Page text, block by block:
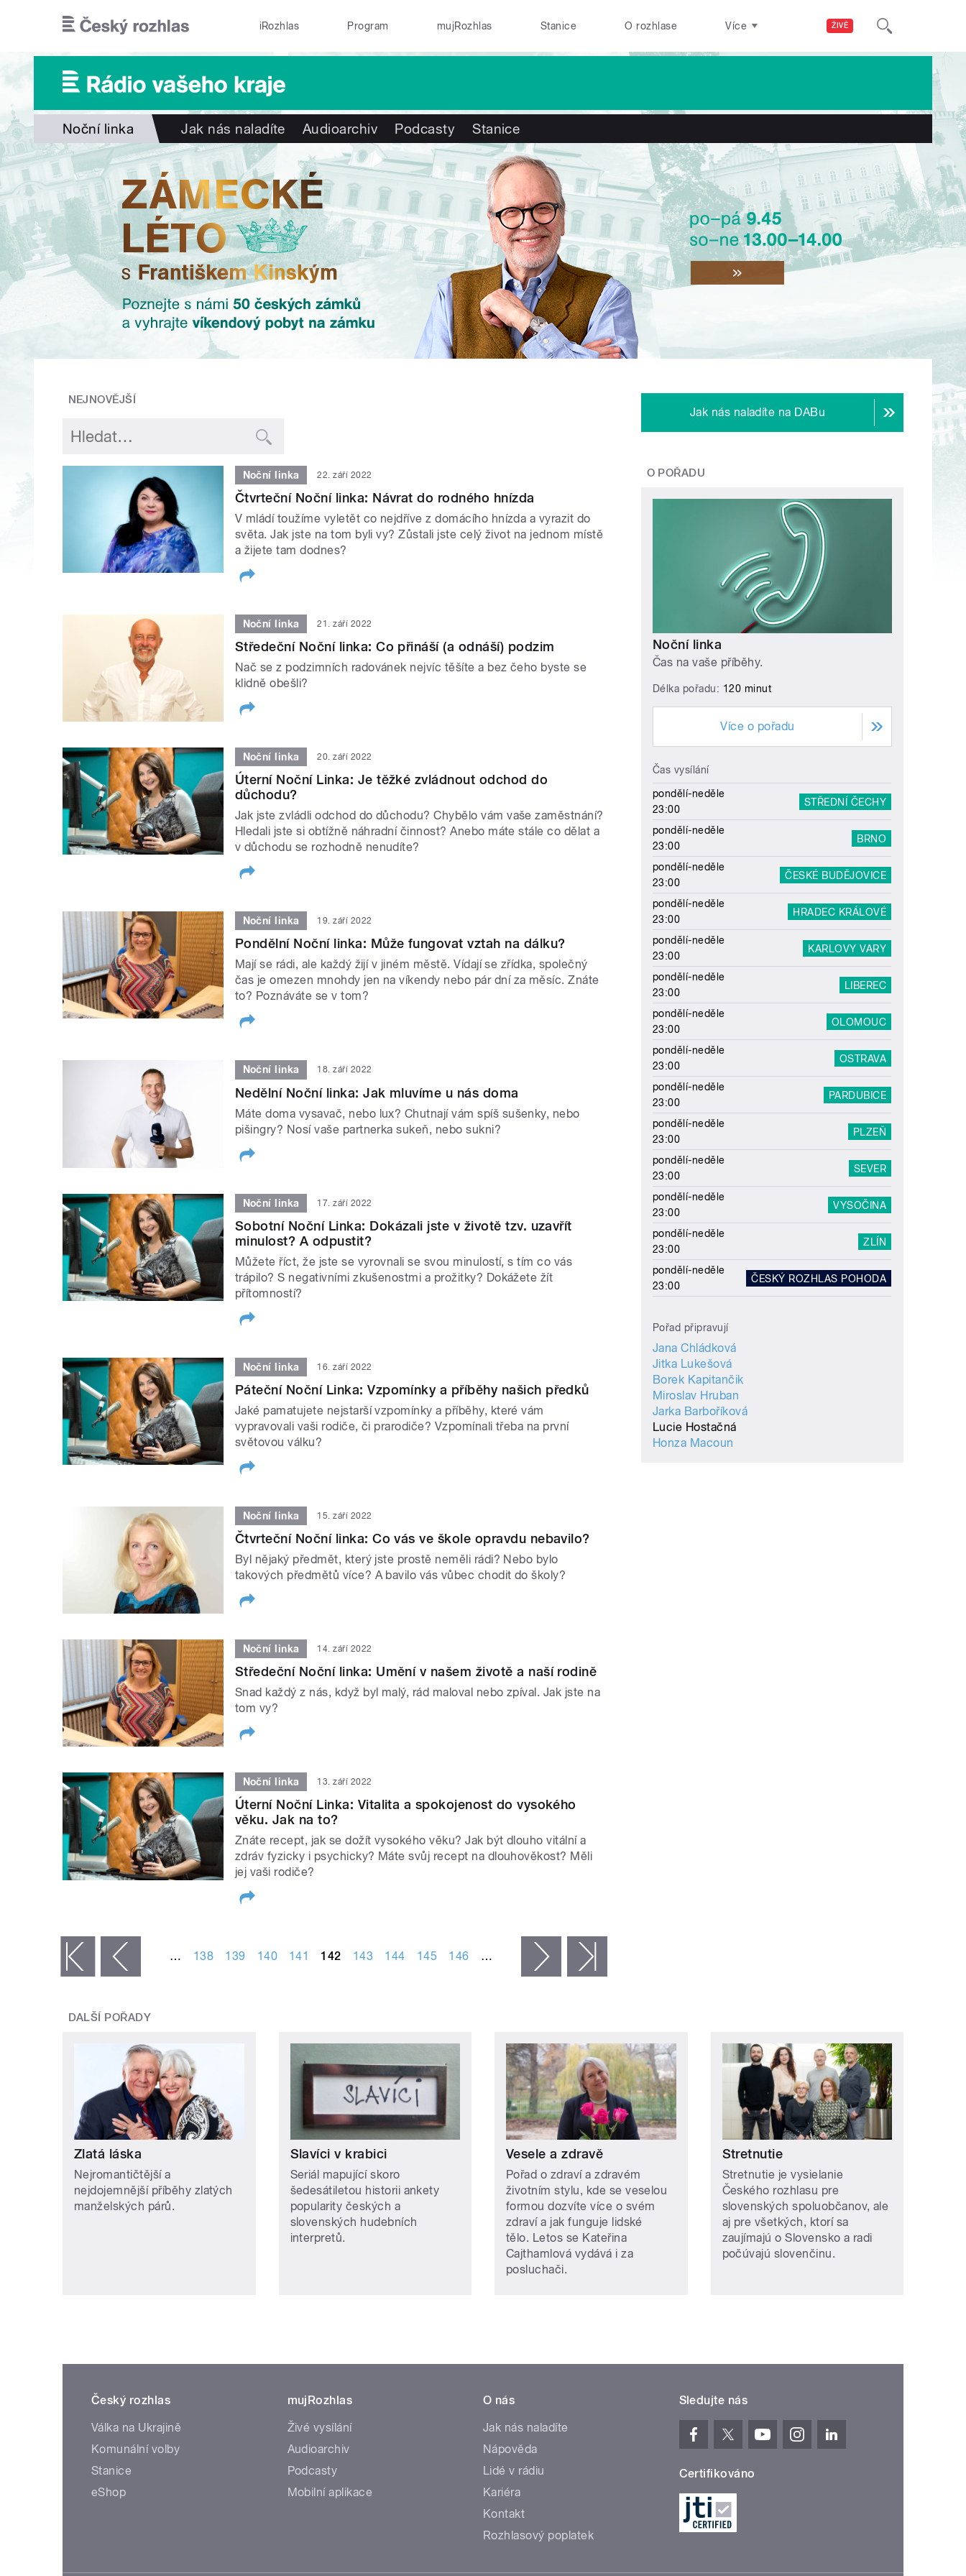
ŽIVĚ
iRozhlas Program mujRozhlas Stanice O rozhlase Více
Noční linka Jak nás naladíte Audioarchiv Podcasty Stanice
NEJNOVĚJŠÍ
Noční linka 22. září 2022
Čtvrteční Noční linka: Návrat do rodného hnízda
V mládí toužíme vyletět co nejdříve z domácího hnízda a vyrazit do
světa. Jak jste na tom byli vy? Zůstali jste celý život na jednom místě
a žijete tam dodnes?
Noční linka 21. září 2022
Středeční Noční linka: Co přináší (a odnáší) podzim
Nač se z podzimních radovánek nejvíc těšíte a bez čeho byste se
klidně obešli?
Noční linka 20. září 2022
Úterní Noční Linka: Je těžké zvládnout odchod do
důchodu?
Jak jste zvládli odchod do důchodu? Chybělo vám vaše zaměstnání?
Hledali jste si obtížně náhradní činnost? Anebo máte stále co dělat a
v důchodu se rozhodně nenudíte?
Noční linka 19. září 2022
Pondělní Noční linka: Může fungovat vztah na dálku?
Mají se rádi, ale každý žijí v jiném městě. Vídají se zřídka, společný
čas je omezen mnohdy jen na víkendy nebo pár dní za měsíc. Znáte
to? Poznáváte se v tom?
Noční linka 18. září 2022
Nedělní Noční linka: Jak mluvíme u nás doma
Máte doma vysavač, nebo lux? Chutnají vám spíš sušenky, nebo
pišingry? Nosí vaše partnerka sukeň, nebo sukni?
Noční linka 17. září 2022
Sobotní Noční Linka: Dokázali jste v životě tzv. uzavřít
minulost? A odpustit?
Můžete říct, že jste se vyrovnali se svou minulostí, s tím co vás
trápilo? S negativními zkušenostmi a prožitky? Dokážete žít
přítomností?
Noční linka 16. září 2022
Páteční Noční Linka: Vzpomínky a příběhy našich předků
Jaké pamatujete nejstarší vzpomínky a příběhy, které vám
vypravovali vaši rodiče, či prarodiče? Vzpomínali třeba na první
světovou válku?
Noční linka 15. září 2022
Čtvrteční Noční linka: Co vás ve škole opravdu nebavilo?
Byl nějaký předmět, který jste prostě neměli rádi? Nebo bylo
takových předmětů více? A bavilo vás vůbec chodit do školy?
Noční linka 14. září 2022
Středeční Noční linka: Umění v našem životě a naší rodině
Snad každý z nás, když byl malý, rád maloval nebo zpíval. Jak jste na
tom vy?
Noční linka 13. září 2022
Úterní Noční Linka: Vitalita a spokojenost do vysokého
věku. Jak na to?
Znáte recept, jak se dožít vysokého věku? Jak být dlouho vitální a
zdráv fyzicky i psychicky? Máte svůj recept na dlouhověkost? Měli
jej vaši rodiče?
‹ předchozí … 138 139 140 141 142 143 144 145 146 … následující ›
Jak nás naladíte na DABu
O POŘADU
Noční linka
Čas na vaše příběhy.
Délka pořadu: 120 minut
Více o pořadu
Čas vysílání
pondělí-neděle
23:00
STŘEDNÍ ČECHY
pondělí-neděle
23:00
BRNO
pondělí-neděle
23:00
ČESKÉ BUDĚJOVICE
pondělí-neděle
23:00
HRADEC KRÁLOVÉ
pondělí-neděle
23:00
KARLOVY VARY
pondělí-neděle
23:00
LIBEREC
pondělí-neděle
23:00
OLOMOUC
pondělí-neděle
23:00
OSTRAVA
pondělí-neděle
23:00
PARDUBICE
pondělí-neděle
23:00
PLZEŇ
pondělí-neděle
23:00
SEVER
pondělí-neděle
23:00
VYSOČINA
pondělí-neděle
23:00
ZLÍN
pondělí-neděle
23:00
ČESKÝ ROZHLAS POHODA
Pořad připravují
Jana Chládková
Jitka Lukešová
Borek Kapitančik
Miroslav Hruban
Jarka Barboříková
Lucie Hostačná
Honza Macoun
DALŠÍ POŘADY
Zlatá láska
Nejromantičtější a
nejdojemnější příběhy zlatých
manželských párů.
Slavíci v krabici
Seriál mapující skoro
šedesátiletou historii ankety
popularity českých a
slovenských hudebních
interpretů.
Vesele a zdravě
Pořad o zdraví a zdravém
životním stylu, kde se veselou
formou dozvíte více o svém
zdraví a jak funguje lidské
tělo. Letos se Kateřina
Cajthamlová vydává i za
posluchači.
Stretnutie
Stretnutie je vysielanie
Českého rozhlasu pre
slovenských spoluobčanov, ale
aj pre všetkých, ktorí sa
zaujímajú o Slovensko a radi
počúvajú slovenčinu.
Český rozhlas
Válka na Ukrajině
Komunální volby
Stanice
eShop
mujRozhlas
Živé vysílání
Audioarchiv
Podcasty
Mobilní aplikace
O nás
Jak nás naladíte
Nápověda
Lidé v rádiu
Kariéra
Kontakt
Rozhlasový poplatek
Sledujte nás
Certifikováno